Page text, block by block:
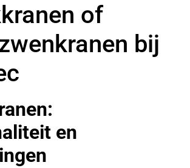
of
bij
en